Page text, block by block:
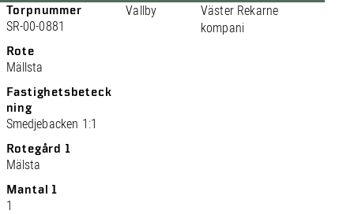
Torpnummer
SR-00-0881
Rote
Mällsta
Fastighetsbeteck
ning
Smedjebacken 1:1
Rotegård 1
Mälsta
Mantal 1
1
Vallby
Väster Rekarne
kompani